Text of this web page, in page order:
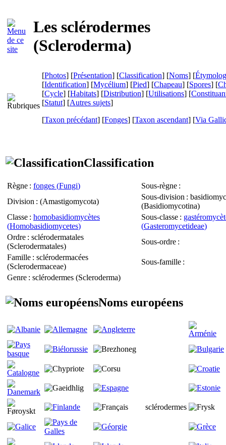
Les sclérodermes
(Scleroderma)
[Photos] [Présentation] [Classification] [Noms] [
[Identification] [Mycélium] [Pied] [Chapeau] [Spores] [
[Cycle] [Habitats] [Distribution] [Utilisations] [
[Statut] [Autres sujets]
[Taxon précédant] [Fonges] [Taxon ascendant] [Via
Classification
Règne : fonges (Fungi) Sous-règne :
Division : (Amastigomycota)
Sous-division :
(Basidiomycotina)
Classe : homobasidiomycètes
(Homobasidiomycetes)
Sous-classe :
(Gasteromycetideae)
Ordre : sclérodermatales
(Sclerodermatales)
Sous-ordre :
Famille : sclérodermacées
(Sclerodermaceae)
Sous-famille :
Genre : sclérodermes (Scleroderma)
Noms européens
sclérodermes